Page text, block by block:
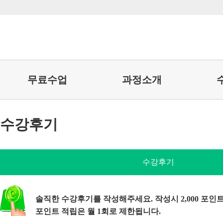
무료수업 과정소개
수강후기
수강후기
솔직한 수강후기를 작성해주세요. 작성시 2,000 포인
포인트 적립은 월 1회로 제한됩니다.